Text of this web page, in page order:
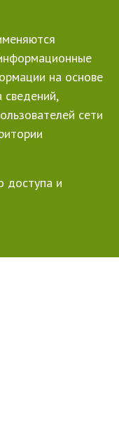
на основе
сведений,
сети
доступа и